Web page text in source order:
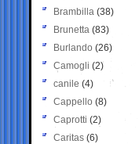
Brambilla (38)
Brunetta (83)
Burlando (26)
Camogli (2)
canile (4)
Cappello (8)
Caprotti (2)
Caritas (6)